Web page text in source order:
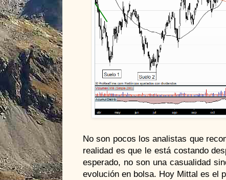
No son pocos los analistas que
realidad es que le está costando
esperado, no son una casualidad
evolución en bolsa. Hoy Mittal es el